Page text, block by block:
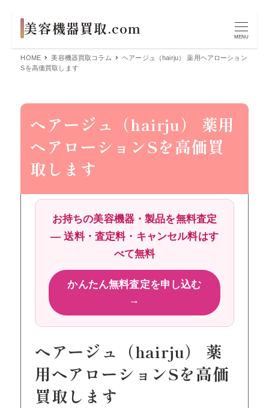
MENU
HOME 美容機器買取コラム
ヘアージュ（hairju） 薬用ヘアローション
Sを高価買取します
ヘアージュ（hairju） 薬用
ヘアローションSを高価買
取します
お持ちの美容機器・製品を無料査定
― 送料・査定料・キャンセル料はす
べて無料
かんたん無料査定を申し込む
→
ヘアージュ（hairju） 薬
用ヘアローションSを高価
買取します